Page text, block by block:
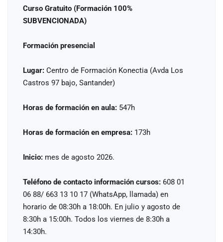
Curso Gratuito (Formación 100%
SUBVENCIONADA)
Formación presencial
Lugar: Centro de Formación Konectia (Avda Los
Castros 97 bajo, Santander)
Horas de formación en aula: 547h
Horas de formación en empresa: 173h
Inicio: mes de agosto 2026.
Teléfono de contacto información cursos: 608 01
06 88/ 663 13 10 17 (WhatsApp, llamada) en
horario de 08:30h a 18:00h. En julio y agosto de
8:30h a 15:00h. Todos los viernes de 8:30h a
14:30h.